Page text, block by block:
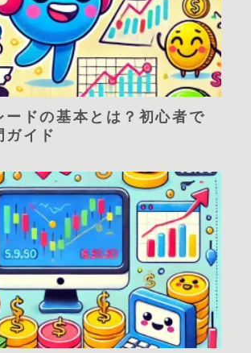
ードの基本とは？初心者で
ガイド